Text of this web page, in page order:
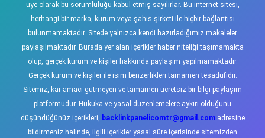
üye olarak bu sorumluluğu kabul etmiş sayılırlar. Bu internet sitesi,
herhangi bir marka, kurum veya şahıs şirketi ile hiçbir bağlantısı
bulunmamaktadır. Sitede yalnızca kendi hazırladığımız makaleler
paylaşılmaktadır. Burada yer alan içerikler haber niteliği taşımamakta
olup, gerçek kurum ve kişiler hakkında paylaşım yapılmamaktadır.
Gerçek kurum ve kişiler ile isim benzerlikleri tamamen tesadüfidir.
Sitemiz, kar amacı gütmeyen ve tamamen ücretsiz bir bilgi paylaşım
platformudur. Hukuka ve yasal düzenlemelere aykırı olduğunu
düşündüğünüz içerikleri, backlinkpanelicomtr@gmail.comadresine
bildirmeniz halinde, ilgili içerikler yasal süre içerisinde sitemizden